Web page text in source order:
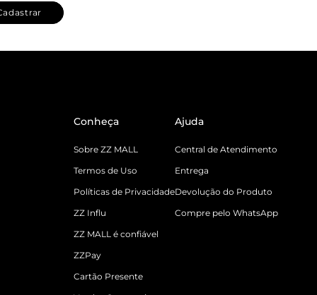
Conheça
Sobre ZZ MALL
Termos de Uso
Políticas de Privacidade
ZZ Influ
ZZ MALL é confiável
ZZPay
Cartão Presente
Ajuda
Central de Atendimento
Entrega
Devolução do Produto
Compre pelo WhatsApp